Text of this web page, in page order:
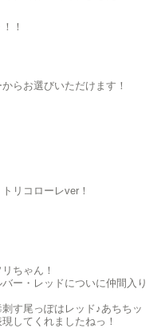
！
らお選びいただけます！
リコローレver！
ちゃん！
ー・レッドについに仲間入り
す尾っぽはレッド♪あちちッ
してくれましたねっ！